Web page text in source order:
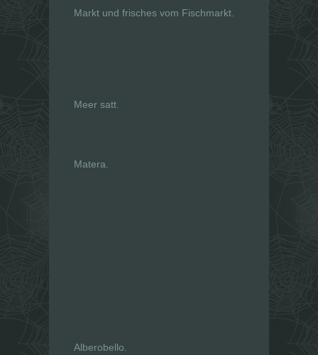
Markt und frisches vom Fischmarkt.
Meer satt.
Matera.
Alberobello.